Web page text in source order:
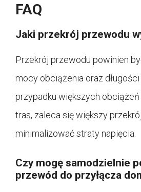
FAQ
Jaki przekrój przewodu
Przekrój przewodu powinien
mocy obciążenia oraz długości
przypadku większych obciążeń
tras, zaleca się większy
minimalizować straty napięcia.
Czy mogę samodzielnie
przewód do przyłącza